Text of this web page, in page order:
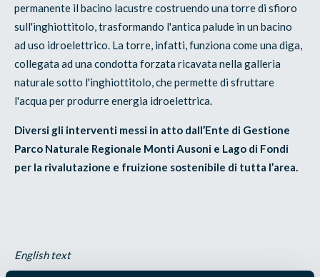
permanente il bacino lacustre costruendo una torre di sfioro
sull'inghiottitolo, trasformando l'antica palude in un bacino
ad uso idroelettrico. La torre, infatti, funziona come una diga,
collegata ad una condotta forzata ricavata nella galleria
naturale sotto l'inghiottitolo, che permette di sfruttare
l'acqua per produrre energia idroelettrica.
Diversi gli interventi messi in atto dall’Ente di Gestione
Parco Naturale Regionale Monti Ausoni e Lago di Fondi
per la rivalutazione e fruizione sostenibile di tutta l’area.
English text